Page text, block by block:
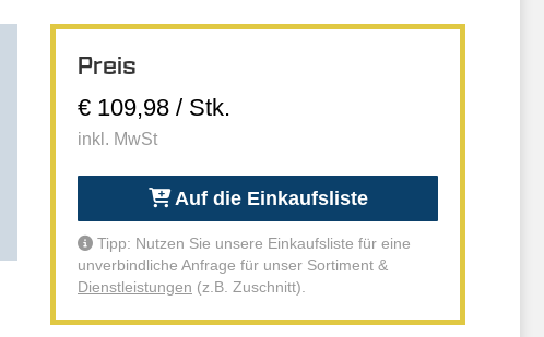
Preis
€ 109,98 / Stk.
inkl. MwSt
Auf die Einkaufsliste
Tipp: Nutzen Sie unsere Einkaufsliste für eine
unverbindliche Anfrage für unser Sortiment &
Dienstleistungen (z.B. Zuschnitt).